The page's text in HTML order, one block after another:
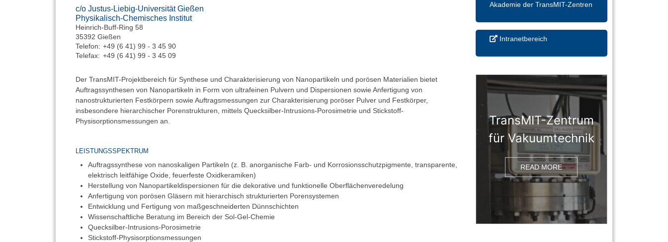
Akademie der TransMIT-Zentren
Intranetbereich
TransMIT-Zentrum
für Vakuumtechnik
READ MORE
c/o Justus-Liebig-Universität Gießen
Physikalisch-Chemisches Institut
Heinrich-Buff-Ring 58
35392 Gießen
Telefon: +49 (6 41) 99 - 3 45 90
Telefax: +49 (6 41) 99 - 3 45 09
Der TransMIT-Projektbereich für Synthese und Charakterisierung von Nanopartikeln und porösen Materialien bietet
Auftragssynthesen von Nanopartikeln in Form von ultrafeinen Pulvern und Dispersionen sowie Anfertigung von
nanostrukturierten Festkörpern sowie Auftragsmessungen zur Charakterisierung poröser Pulver und Festkörper,
insbesondere hierarchischer Porenstrukturen, mittels Quecksilber-Intrusions-Porosimetrie und Stickstoff-
Physisorptionsmessungen an.
LEISTUNGSSPEKTRUM
Auftragssynthese von nanoskaligen Partikeln (z. B. anorganische Farb- und Korrosionsschutzpigmente, transparente,
elektrisch leitfähige Oxide, feuerfeste Oxidkeramiken)
Herstellung von Nanopartikeldispersionen für die dekorative und funktionelle Oberflächenveredelung
Anfertigung von porösen Gläsern mit hierarchisch strukturierten Porensystemen
Entwicklung und Fertigung von maßgeschneiderten Dünnschichten
Wissenschaftliche Beratung im Bereich der Sol-Gel-Chemie
Quecksilber-Intrusions-Porosimetrie
Stickstoff-Physisorptionsmessungen